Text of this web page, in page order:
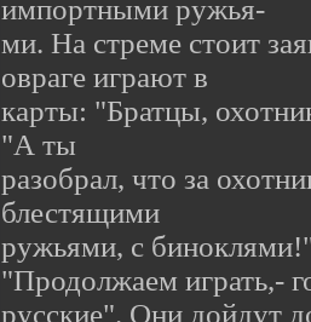
импортными ружья-
ми. На стреме стоит
овраге играют в
карты: "Братцы,
"А ты
разобрал, что за
блестящими
ружьями, с
"Продолжаем играть,-
русские". Они дойдут